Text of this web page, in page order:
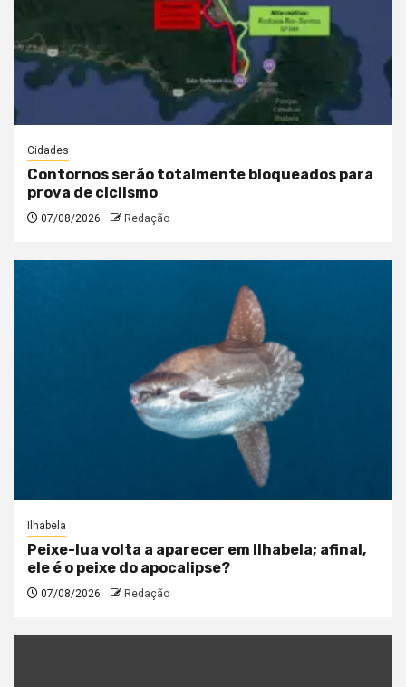
Cidades
Contornos serão totalmente bloqueados para
prova de ciclismo
07/08/2026 Redação
Ilhabela
Peixe-lua volta a aparecer em Ilhabela; afinal,
ele é o peixe do apocalipse?
07/08/2026 Redação